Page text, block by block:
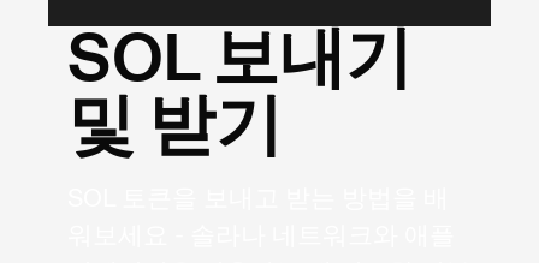
SOL 보내기
및 받기